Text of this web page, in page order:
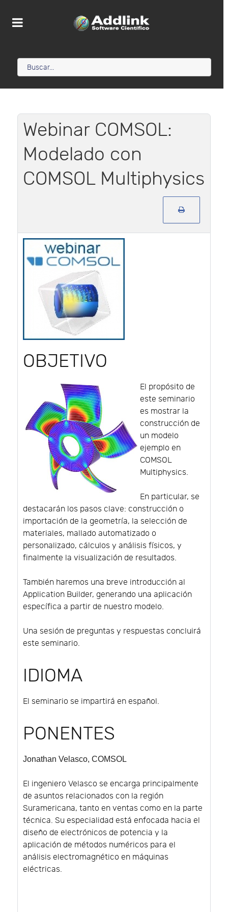
Webinar COMSOL:
Modelado con
COMSOL Multiphysics
OBJETIVO
El propósito de
este seminario
es mostrar la
construcción de
un modelo
ejemplo en
COMSOL
Multiphysics.
En particular, se
destacarán los pasos clave: construcción o
importación de la geometría, la selección de
materiales, mallado automatizado o
personalizado, cálculos y análisis físicos, y
finalmente la visualización de resultados.
También haremos una breve introducción al
Application Builder, generando una aplicación
específica a partir de nuestro modelo.
Una sesión de preguntas y respuestas concluirá
este seminario.
IDIOMA
El seminario se impartirá en español.
PONENTES
Jonathan Velasco, COMSOL
El ingeniero Velasco se encarga principalmente
de asuntos relacionados con la región
Suramericana, tanto en ventas como en la parte
técnica. Su especialidad está enfocada hacia el
diseño de electrónicos de potencia y la
aplicación de métodos numéricos para el
análisis electromagnético en máquinas
eléctricas.